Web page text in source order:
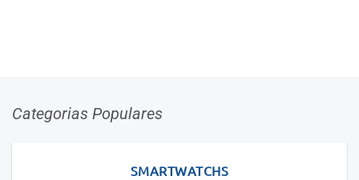
Categorias Populares
SMARTWATCHS